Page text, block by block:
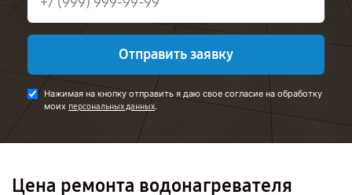
Отправить заявку
Нажимая на кнопку отправить я даю свое согласие на обработку
моих персональных данных.
Цена ремонта водонагревателя